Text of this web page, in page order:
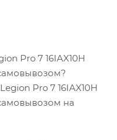
Pro 7 16IAX10H
Pro 7 16IAX10H
на